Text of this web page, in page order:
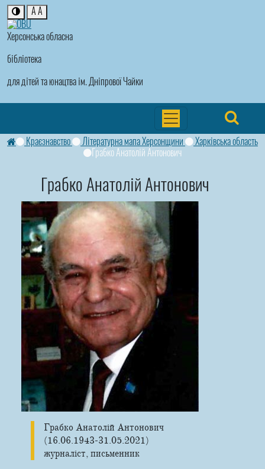
Херсонська обласна
бібліотека
для дітей та юнацтва ім. Дніпрової Чайки
A A
Краєзнавство Літературна мапа Херсонщини
Харківська область
Грабко Анатолій Антонович
Грабко Анатолій Антонович
Грабко Анатолій Антонович
(16.06.1943-31.05.2021)
журналіст, письменник